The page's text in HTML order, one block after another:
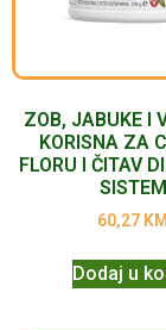
ZOB, JABUKE I
KORISNA ZA
FLORU I ČITAV
SISTEM
60,27 KM
Dodaj u